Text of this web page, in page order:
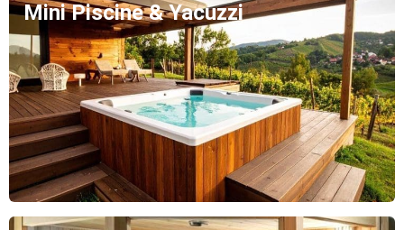
Mini Piscine & Yacuzzi